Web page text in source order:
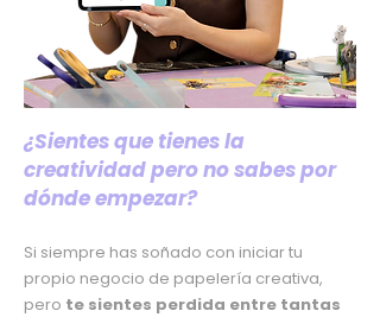
¿Sientes que tienes la
creatividad pero no sabes por
dónde empezar?
Si siempre has soñado con iniciar tu
propio negocio de papelería creativa,
pero te sientes perdida entre tantas